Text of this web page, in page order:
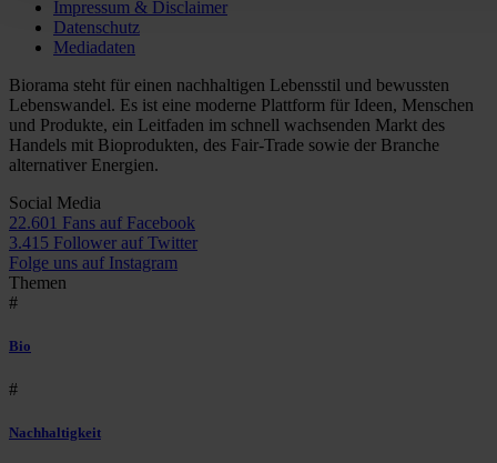
Impressum & Disclaimer
Datenschutz
Mediadaten
Biorama steht für einen nachhaltigen Lebensstil und bewussten
Lebenswandel. Es ist eine moderne Plattform für Ideen, Menschen
und Produkte, ein Leitfaden im schnell wachsenden Markt des
Handels mit Bioprodukten, des Fair-Trade sowie der Branche
alternativer Energien.
Social Media
22.601 Fans auf Facebook
3.415 Follower auf Twitter
Folge uns auf Instagram
Themen
#
Bio
#
Nachhaltigkeit